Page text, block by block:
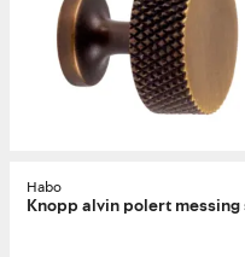
Habo
Knopp alvin polert messing